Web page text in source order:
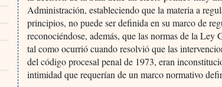
Administración, estableciendo que la materia a
principios, no puede ser definida en su marco de
reconociéndose, además, que las normas de la Ley
tal como ocurrió cuando resolvió que las
del código procesal penal de 1973, eran
intimidad que requerían de un marco normativo